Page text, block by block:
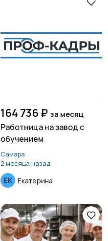
164 736 ₽ за месяц
Работница на завод с
обучением
Самара
2 месяца назад
Екатерина